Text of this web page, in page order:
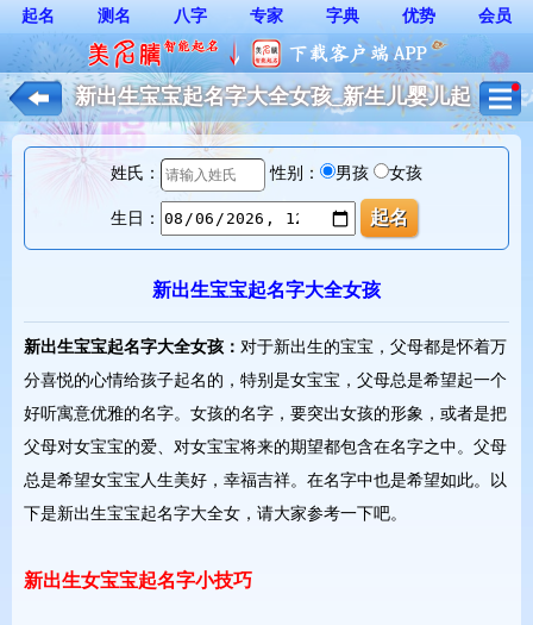
起名 测名 八字 专家 字典 优势 会员
新出生宝宝起名字大全女孩_新生儿婴儿起
名*
姓氏： 性别： 男孩 女孩
生日：
新出生宝宝起名字大全女孩
新出生宝宝起名字大全女孩： 对于新出生的宝宝，父母都是怀着万
分喜悦的心情给孩子起名的，特别是女宝宝，父母总是希望起一个
好听寓意优雅的名字。女孩的名字，要突出女孩的形象，或者是把
父母对女宝宝的爱、对女宝宝将来的期望都包含在名字之中。父母
总是希望女宝宝人生美好，幸福吉祥。在名字中也是希望如此。以
下是新出生宝宝起名字大全女，请大家参考一下吧。
新出生女宝宝起名字小技巧